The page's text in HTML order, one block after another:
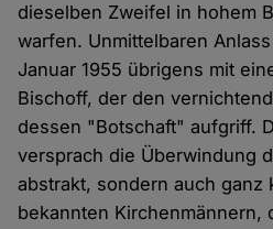
dieselben Zweifel in hohem
warfen. Unmittelbaren
Januar 1955 übrigens mit
Bischoff, der den
dessen "Botschaft" aufgriff.
versprach die Überwindung
abstrakt, sondern auch ganz
bekannten Kirchenmännern,